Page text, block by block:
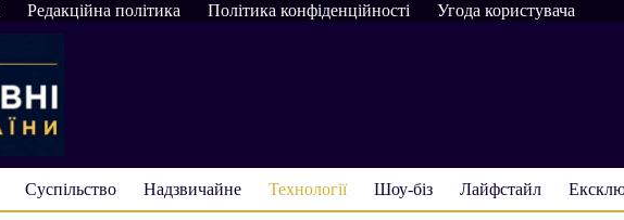
Редакційна політика Політика конфіденційності Угода користувача
Суспільство Надзвичайне Технології Шоу-біз Лайфстайл